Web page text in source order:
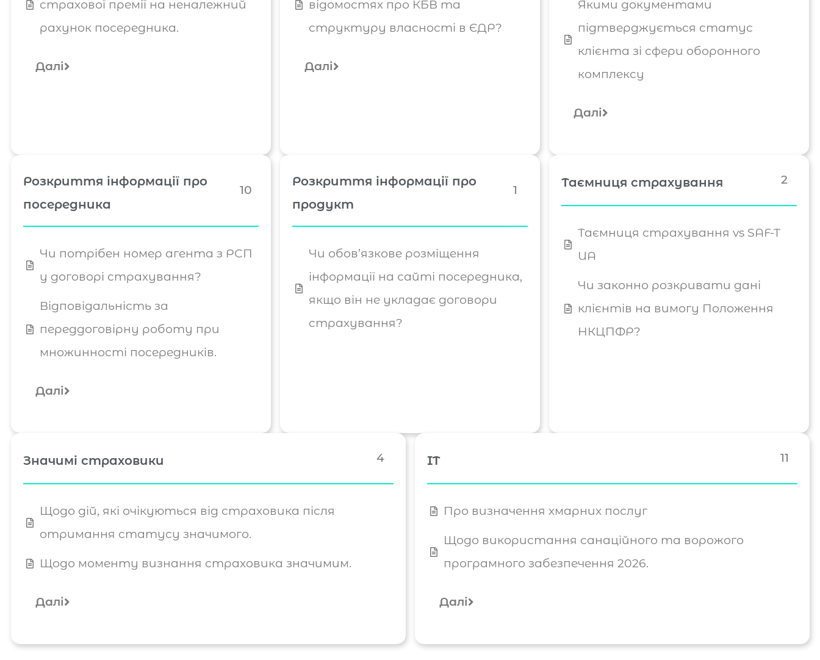
страхової премії на неналежний
рахунок посередника.
Далі
відомостях про КБВ та
структуру власності в ЄДР?
Далі
Якими документами
підтверджується статус
клієнта зі сфери оборонного
комплексу
Далі
Розкриття інформації про
посередника
10
Чи потрібен номер агента з РСП
у договорі страхування?
Відповідальність за
переддоговірну роботу при
множинності посередників.
Далі
Розкриття інформації про
продукт
1
Чи обов’язкове розміщення
інформації на сайті посередника,
якщо він не укладає договори
страхування?
Таємниця страхування 2
Таємниця страхування vs SAF-T
UA
Чи законно розкривати дані
клієнтів на вимогу Положення
НКЦПФР?
Значимі страховики 4
Щодо дій, які очікуються від страховика після
отримання статусу значимого.
Щодо моменту визнання страховика значимим.
Далі
IT 11
Про визначення хмарних послуг
Щодо використання санаційного та ворожого
програмного забезпечення 2026.
Далі